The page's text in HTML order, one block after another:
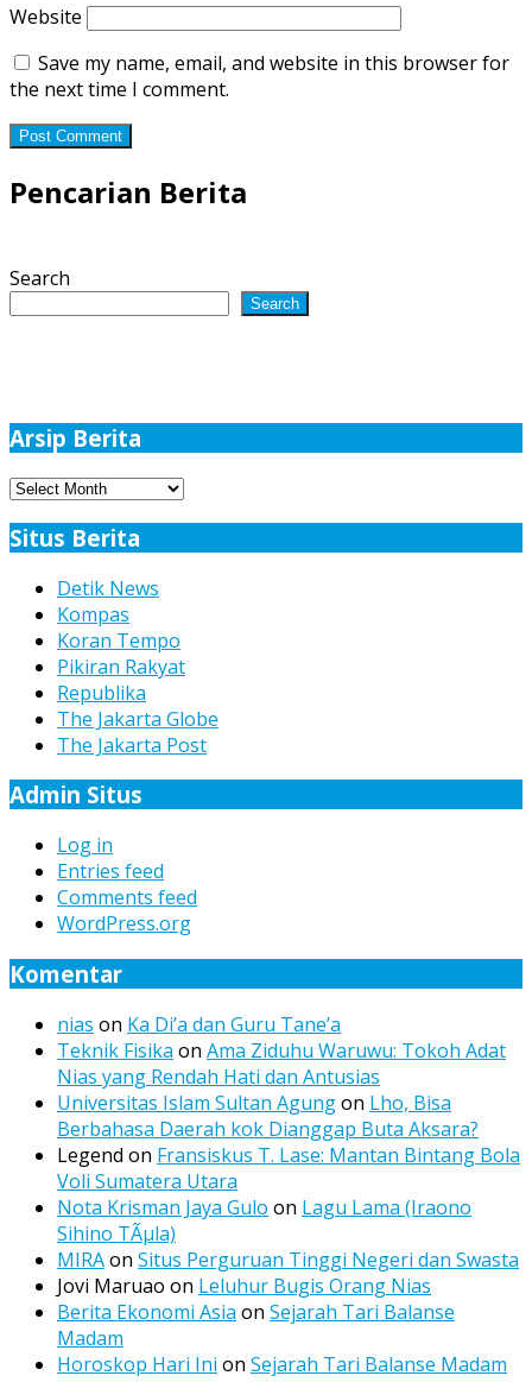
Website
Save my name, email, and website in this browser for
the next time I comment.
Pencarian Berita
Search
Search
Arsip Berita
Arsip
Situs Berita
Detik News
Kompas
Koran Tempo
Pikiran Rakyat
Republika
The Jakarta Globe
The Jakarta Post
Admin Situs
Log in
Entries feed
Comments feed
WordPress.org
Komentar
nias on Ka Di’a dan Guru Tane’a
Teknik Fisika on Ama Ziduhu Waruwu: Tokoh Adat
Nias yang Rendah Hati dan Antusias
Universitas Islam Sultan Agungon Lho, Bisa
Berbahasa Daerah kok Dianggap Buta Aksara?
Legend on Fransiskus T. Lase: Mantan Bintang Bola
Voli Sumatera Utara
Nota Krisman Jaya Gulo on Lagu Lama (Iraono
Sihino TÃµla)
MIRAon Situs Perguruan Tinggi Negeri dan Swasta
Jovi Maruao on Leluhur Bugis Orang Nias
Berita Ekonomi Asia on Sejarah Tari Balanse
Madam
Horoskop Hari Ini on Sejarah Tari Balanse Madam